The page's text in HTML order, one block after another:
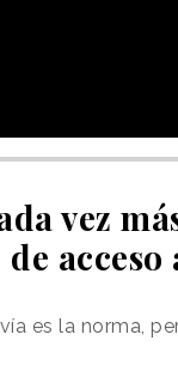
vez
es la norma,